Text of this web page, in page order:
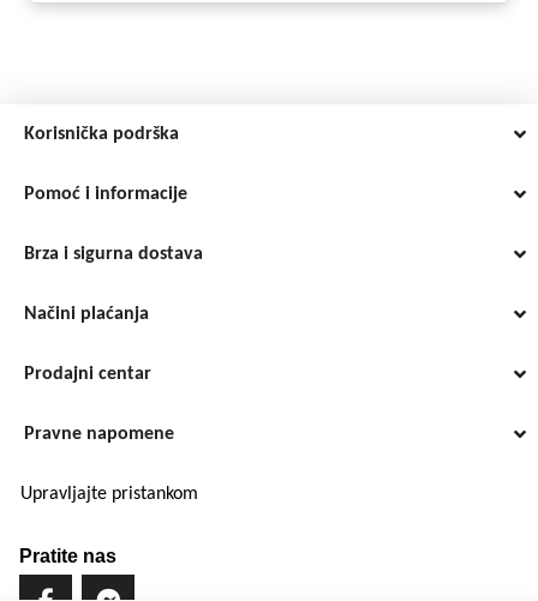
Korisnička podrška
Pomoć i informacije
Brza i sigurna dostava
Načini plaćanja
Prodajni centar
Pravne napomene
Upravljajte pristankom
Pratite nas